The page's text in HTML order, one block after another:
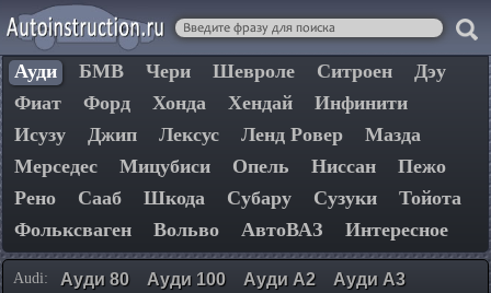
Ауди БМВ Чери Шевроле Ситроен
Дэу
Фиат
Форд Хонда Хендай
Инфинити
Исузу
Джип Лексус Ленд Ровер
Мазда
Мерседес
Мицубиси Опель Ниссан
Пежо
Рено
Сааб Шкода Субару Сузуки
Тойота
Фольксваген
Вольво АвтоВАЗ Интересное
Audi: Ауди 80 Ауди 100 Ауди А2
Ауди А3